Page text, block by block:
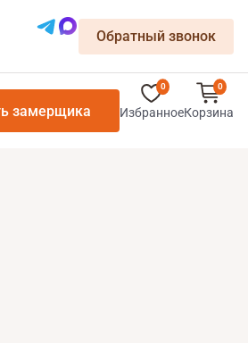
Обратный звонок
замерщика
0
Избранное
0
Корзина